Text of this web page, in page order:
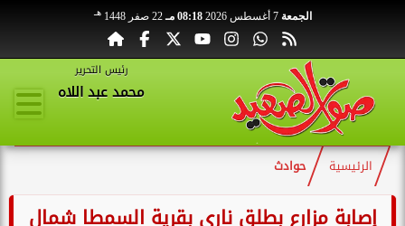
الجمعة 7 أغسطس 2026 08:18 مـ 22 صفر 1448 هـ
رئيس التحرير
محمد عبد اللاه
الرئيسية حوادث
إصابة مزارع بطلق ناري بقرية السمطا شمال